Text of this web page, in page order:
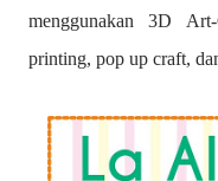
menggunakan 3D
printing, pop up craft,